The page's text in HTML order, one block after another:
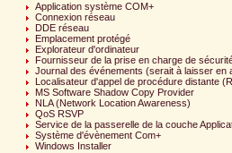
Application système COM+
Connexion réseau
DDE réseau
Emplacement protégé
Explorateur d'ordinateur
Fournisseur de la prise en charge de
Journal des événements (serait à laisser en
Localisateur d'appel de procédure distante
MS Software Shadow Copy Provider
NLA (Network Location Awareness)
QoS RSVP
Service de la passerelle de la couche
Système d'évènement Com+
Windows Installer